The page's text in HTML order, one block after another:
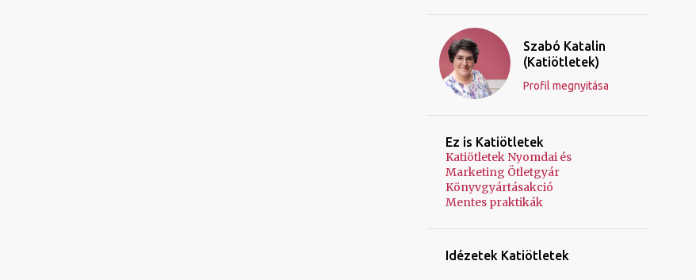
Szabó Katalin
(Katiötletek)
Profil megnyitása
Ez is Katiötletek
Katiötletek Nyomdai és
Marketing Ötletgyár
Könyvgyártásakció
Mentes praktikák
Idézetek Katiötletek